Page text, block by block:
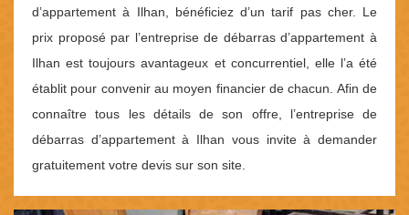
d’appartement à Ilhan, bénéficiez d’un tarif pas cher. Le
prix proposé par l’entreprise de débarras d’appartement à
Ilhan est toujours avantageux et concurrentiel, elle l’a été
établit pour convenir au moyen financier de chacun. Afin de
connaître tous les détails de son offre, l’entreprise de
débarras d’appartement à Ilhan vous invite à demander
gratuitement votre devis sur son site.